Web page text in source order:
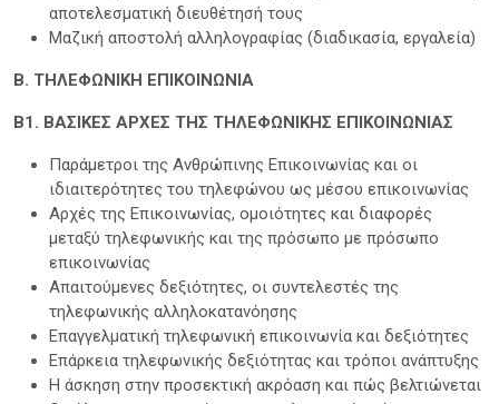
αποτελεσματική διευθέτησή τους
Μαζική αποστολή αλληλογραφίας (διαδικασία, εργαλεία)
Β. ΤΗΛΕΦΩΝΙΚΗ ΕΠΙΚΟΙΝΩΝΙΑ
Β1. ΒΑΣΙΚΕΣ ΑΡΧΕΣ ΤΗΣ ΤΗΛΕΦΩΝΙΚΗΣ ΕΠΙΚΟΙΝΩΝΙΑΣ
Παράμετροι της Ανθρώπινης Επικοινωνίας και οι
ιδιαιτερότητες του τηλεφώνου ως μέσου επικοινωνίας
Αρχές της Επικοινωνίας, ομοιότητες και διαφορές
μεταξύ τηλεφωνικής και της πρόσωπο με πρόσωπο
επικοινωνίας
Απαιτούμενες δεξιότητες, οι συντελεστές της
τηλεφωνικής αλληλοκατανόησης
Επαγγελματική τηλεφωνική επικοινωνία και δεξιότητες
Επάρκεια τηλεφωνικής δεξιότητας και τρόποι ανάπτυξης
Η άσκηση στην προσεκτική ακρόαση και πώς βελτιώνεται